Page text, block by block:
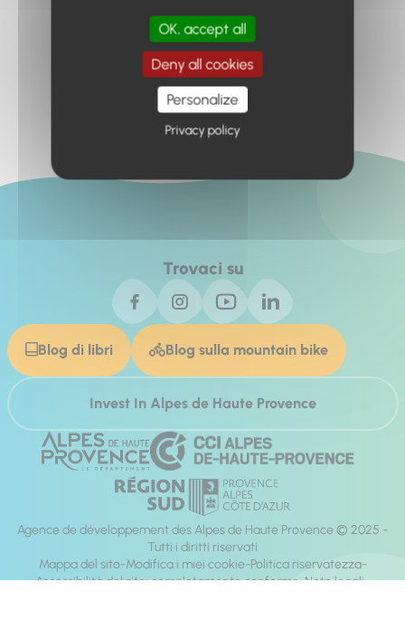
Retour à l'accueil
Trovaci su
Blog di libri Blog sulla mountain bike
Invest In Alpes de Haute Provence
Agence de développement des Alpes de Haute Provence © 2025 -
Tutti i diritti riservati
Mappa del sito Modifica i miei cookie Politica riservatezza
Accessibilità del sito: completamente conforme Note legali
OK, accept all
Deny all cookies
Personalize
Privacy policy